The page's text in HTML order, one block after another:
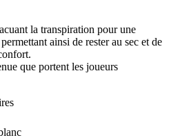
la transpiration pour une
ainsi de rester au sec et de
que portent les joueurs